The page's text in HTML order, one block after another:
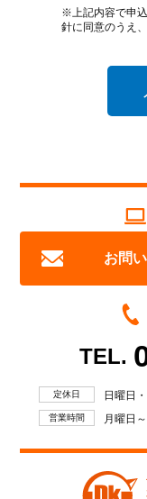
しません。
個人情報保護に
合理的な安全対
た経営資源を注
つ誠実に、適切
個人情報保護マ
境の変化を踏ま
的に推進します。
入手可能な措置を取
※上記内容で申
針に同意のうえ
お問
TEL.
定休日 日曜日
営業時間 月曜日